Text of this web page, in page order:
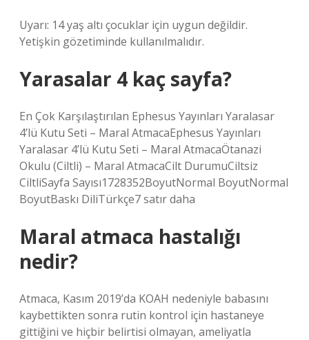
Uyarı: 14 yaş altı çocuklar için uygun değildir.
Yetişkin gözetiminde kullanılmalıdır.
Yarasalar 4 kaç sayfa?
En Çok Karşılaştırılan Ephesus Yayınları Yaralasar
4’lü Kutu Seti – Maral AtmacaEphesus Yayınları
Yaralasar 4’lü Kutu Seti – Maral AtmacaÖtanazi
Okulu (Ciltli) – Maral AtmacaCilt DurumuCiltsiz
CiltliSayfa Sayısı1728352BoyutNormal BoyutNormal
BoyutBaskı DiliTürkçe7 satır daha
Maral atmaca hastalığı
nedir?
Atmaca, Kasım 2019’da KOAH nedeniyle babasını
kaybettikten sonra rutin kontrol için hastaneye
gittiğini ve hiçbir belirtisi olmayan, ameliyatla